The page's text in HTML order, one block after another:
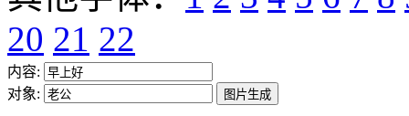
20 21 22
内容:
对象: